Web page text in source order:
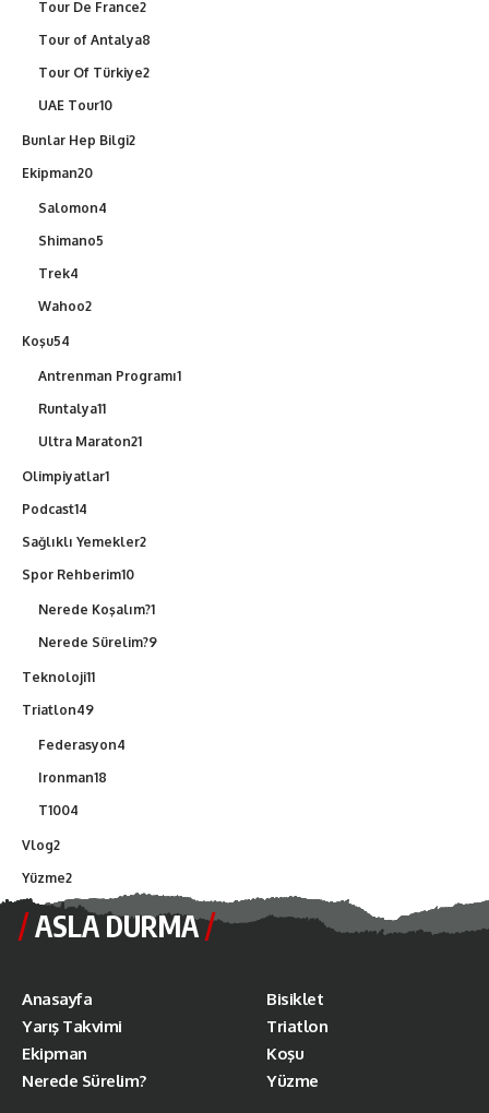
Tour De France2
Tour of Antalya8
Tour Of Türkiye2
UAE Tour10
Bunlar Hep Bilgi2
Ekipman20
Salomon4
Shimano5
Trek4
Wahoo2
Koşu54
Antrenman Programı1
Runtalya11
Ultra Maraton21
Olimpiyatlar1
Podcast14
Sağlıklı Yemekler2
Spor Rehberim10
Nerede Koşalım?1
Nerede Sürelim?9
Teknoloji11
Triatlon49
Federasyon4
Ironman18
T1004
Vlog2
Yüzme2
ASLA DURMA
Anasayfa
Yarış Takvimi
Ekipman
Nerede Sürelim?
Bisiklet
Triatlon
Koşu
Yüzme